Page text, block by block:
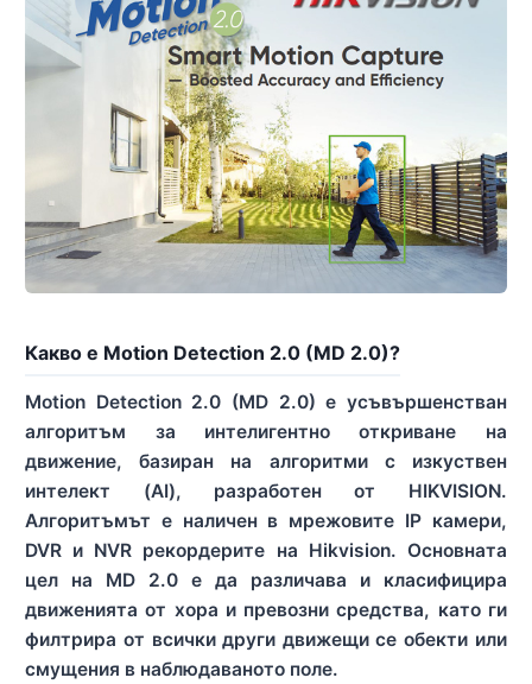
Какво е Motion Detection 2.0 (MD 2.0)?
Motion Detection 2.0 (MD 2.0) е усъвършенстван
алгоритъм за интелигентно откриване на
движение, базиран на алгоритми с изкуствен
интелект (AI), разработен от HIKVISION.
Алгоритъмът е наличен в мрежовите IP камери,
DVR и NVR рекордерите на Hikvision. Основната
цел на MD 2.0 е да различава и класифицира
движенията от хора и превозни средства, като ги
филтрира от всички други движещи се обекти или
смущения в наблюдаваното поле.